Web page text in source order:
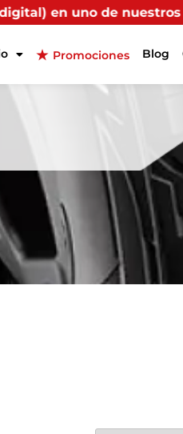
puntos propios,
Promociones Blog